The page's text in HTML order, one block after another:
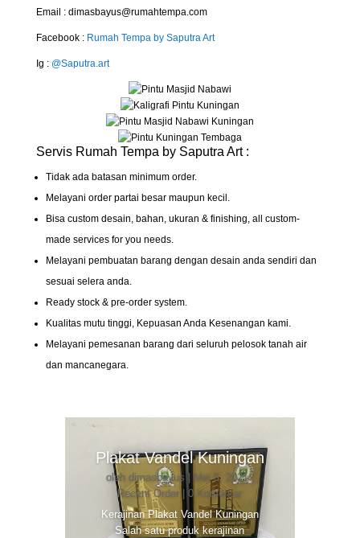
Email : dimasbayus@rumahtempa.com
Facebook : Rumah Tempa by Saputra Art
Ig : @Saputra.art
Servis Rumah Tempa by Saputra Art :
Tidak ada batasan minimum order.
Melayani order partai besar maupun kecil.
Bisa custom desain, bahan, ukuran & finishing, all custom-
made services for you needs.
Melayani pembuatan barang dengan desain anda sendiri dan
sesuai selera anda.
Ready stock & pre-order system.
Kualitas mutu tinggi, Kepuasan Anda Kesenangan kami.
Melayani pemesanan barang dari seluruh pelosok tanah air
dan mancanegara.
Plakat Vandel Kuningan
oleh dimasbayus Mei 5, 2021|
Recent Order| 0 Komentar
Kerajinan Plakat Vandel Kuningan
Salah satu produk kerajinan